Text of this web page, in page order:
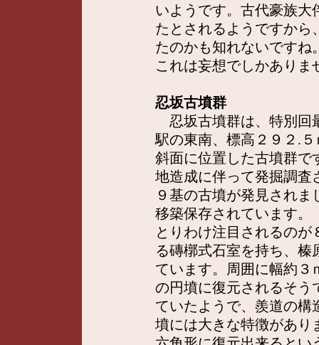
いようです。古代豪族大
たとされるようですから
たのかも知れないですね
これは妄想でしかありま
忍坂古墳群
忍坂古墳群は、特別回
駅の東南、標高２９２.
斜面に位置した古墳群
地造成に伴って発掘調査
９基の古墳が発見され
移築保存されています。
とりわけ注目されるの
る磚槨式石室を持ち、
ています。周囲に幅約３
の円墳に復元されるそう
ていたようで、羨道の構
墳には大きな特徴があり